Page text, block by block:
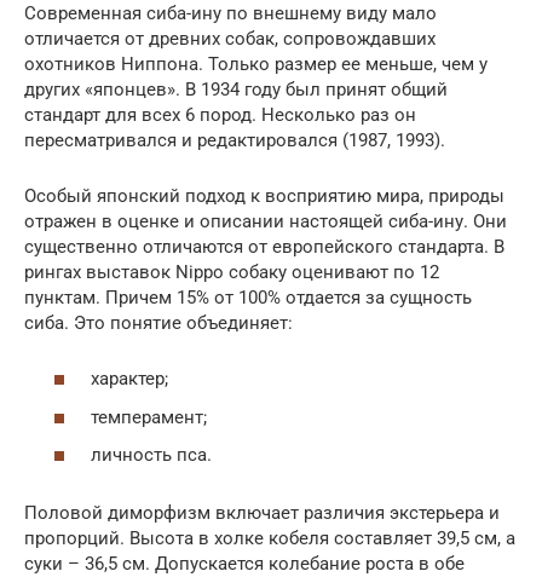
Современная сиба-ину по внешнему виду мало
отличается от древних собак, сопровождавших
охотников Ниппона. Только размер ее меньше, чем у
других «японцев». В 1934 году был принят общий
стандарт для всех 6 пород. Несколько раз он
пересматривался и редактировался (1987, 1993).
Особый японский подход к восприятию мира, природы
отражен в оценке и описании настоящей сиба-ину. Они
существенно отличаются от европейского стандарта. В
рингах выставок Nippo собаку оценивают по 12
пунктам. Причем 15% от 100% отдается за сущность
сиба. Это понятие объединяет:
характер;
темперамент;
личность пса.
Половой диморфизм включает различия экстерьера и
пропорций. Высота в холке кобеля составляет 39,5 см, а
суки – 36,5 см. Допускается колебание роста в обе